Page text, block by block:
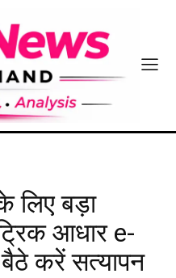
लिए बड़ा
आधार e-
बैठे करें सत्यापन